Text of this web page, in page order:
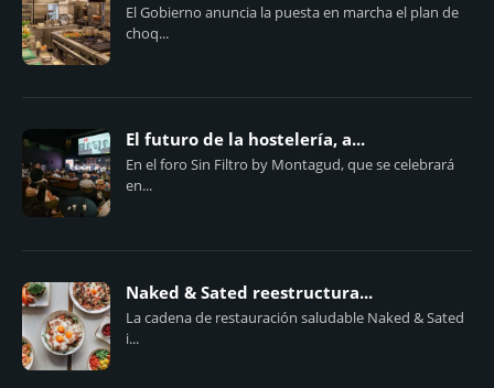
El Gobierno anuncia la puesta en marcha el plan de
choq...
El futuro de la hostelería, a...
En el foro Sin Filtro by Montagud, que se celebrará
en...
Naked & Sated reestructura...
La cadena de restauración saludable Naked & Sated
i...